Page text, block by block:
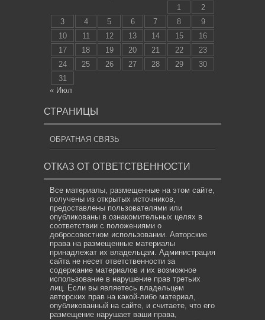
1
2
3
4 5 6 7 8
9
10
11 12 13 14 15
16
17
18 19 20 21 22
23
24
25 26 27 28 29
30
31
« Июл
СТРАНИЦЫ
ОБРАТНАЯ СВЯЗЬ
ОТКАЗ ОТ ОТВЕТСТВЕННОСТИ
Все материалы, размещенные на этом сайте,
получены из открытых источников,
предоставлены пользователями или
опубликованы в ознакомительных целях в
соответствии с положениями о
добросовестном использовании. Авторские
права на размещенные материалы
принадлежат их владельцам. Администрация
сайта не несет ответственности за
содержание материалов и их возможное
использование в нарушение прав третьих
лиц. Если вы являетесь владельцем
авторских прав на какой-либо материал,
опубликованный на сайте, и считаете, что его
размещение нарушает ваши права,